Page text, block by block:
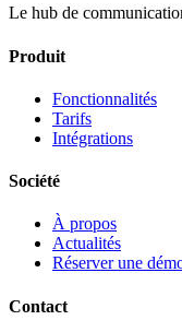
Le hub de
Produit
Fonctionnalités
Tarifs
Intégrations
Société
À propos
Actualités
Réserver une
Contact